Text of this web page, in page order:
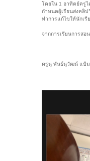
โดยใน 1 อาทิตย์ครู
กำหนดผู้เรียนส่งคลิ
ทำการแก้ไขให้นักเ
จากการเรียนการสอ
ครูนุ พันธ์นุวัฒน์ แป้ม